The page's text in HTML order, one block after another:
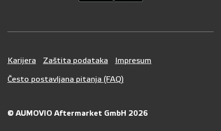
Karijera Zaštita podataka Impresum
Često postavljana pitanja (FAQ)
© AUMOVIO Aftermarket GmbH 2026